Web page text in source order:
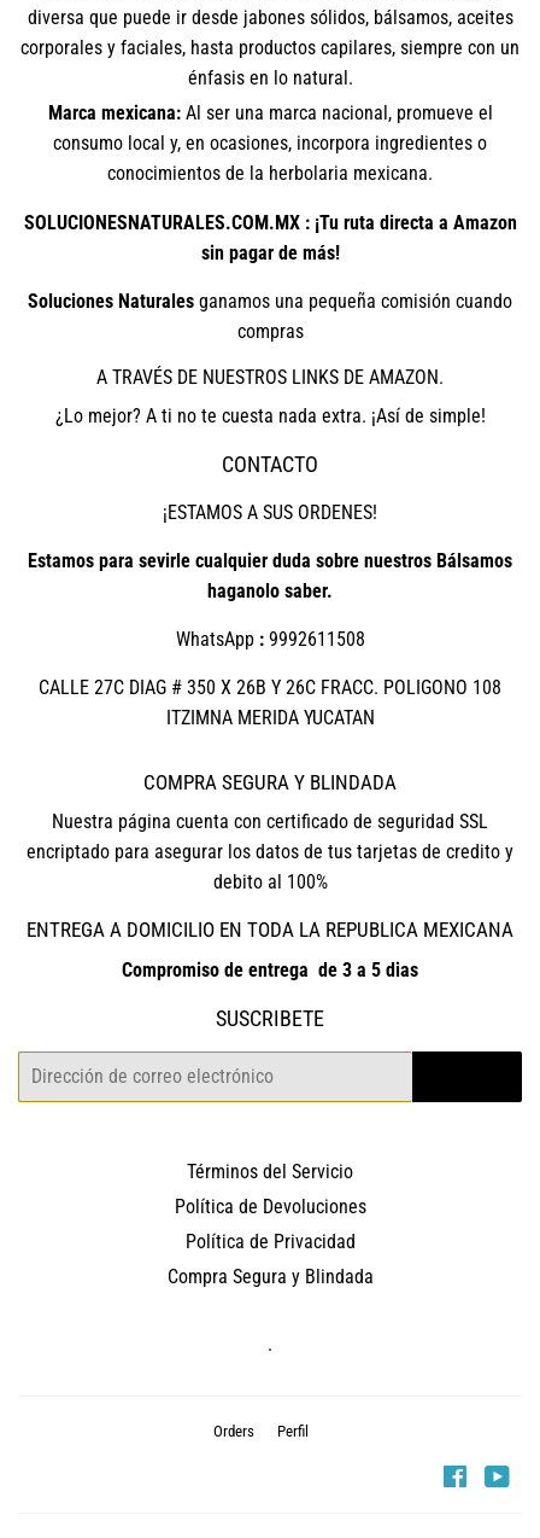
diversa que puede ir desde jabones sólidos, bálsamos, aceites
corporales y faciales, hasta productos capilares, siempre con un
énfasis en lo natural.
Marca mexicana:Al ser una marca nacional, promueve el
consumo local y, en ocasiones, incorpora ingredientes o
conocimientos de la herbolaria mexicana.
SOLUCIONESNATURALES.COM.MX : ¡Tu ruta directa a Amazon
sin pagar de más!
Soluciones Naturales ganamos una pequeña comisión cuando
compras
A TRAVÉS DE NUESTROS LINKS DE AMAZON.
¿Lo mejor? A ti no te cuesta nada extra. ¡Así de simple!
CONTACTO
¡ESTAMOS A SUS ORDENES!
Estamos para sevirle cualquier duda sobre nuestros Bálsamos
haganolo saber.
WhatsApp : 9992611508
CALLE 27C DIAG # 350 X 26B Y 26C FRACC. POLIGONO 108
ITZIMNA MERIDA YUCATAN
COMPRA SEGURA Y BLINDADA
Nuestra página cuenta con certificado de seguridad SSL
encriptado para asegurar los datos de tus tarjetas de credito y
debito al 100%
ENTREGA A DOMICILIO EN TODA LA REPUBLICA MEXICANA
Compromiso de entrega de 3 a 5 dias
SUSCRIBETE
Correo
Términos del Servicio
Política de Devoluciones
Política de Privacidad
Compra Segura y Blindada
.
Orders Perfil